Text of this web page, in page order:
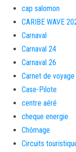
cap salomon
CARIBE WAVE
Carnaval
Carnaval 24
Carnaval 26
Carnet de voyage
Case-Pilote
centre aéré
cheque energie
Chômage
Circuits